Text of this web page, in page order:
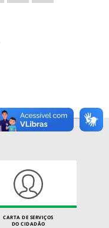
CARTA DE SERVIÇOS
DO CIDADÃO